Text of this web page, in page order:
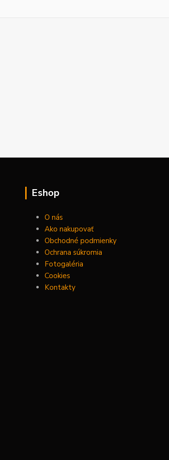
Eshop
O nás
Ako nakupovať
Obchodné podmienky
Ochrana súkromia
Fotogaléria
Cookies
Kontakty